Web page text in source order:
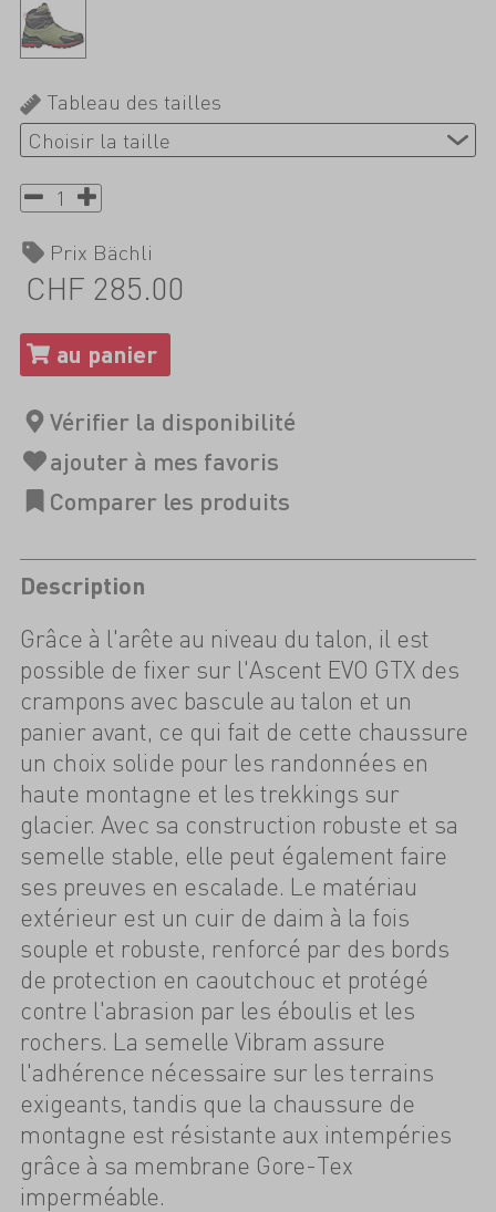
Tableau des tailles
Prix Bächli
CHF 285.00
Description
Grâce à l'arête au niveau du talon, il est
possible de fixer sur l'Ascent EVO GTX des
crampons avec bascule au talon et un
panier avant, ce qui fait de cette chaussure
un choix solide pour les randonnées en
haute montagne et les trekkings sur
glacier. Avec sa construction robuste et sa
semelle stable, elle peut également faire
ses preuves en escalade. Le matériau
extérieur est un cuir de daim à la fois
souple et robuste, renforcé par des bords
de protection en caoutchouc et protégé
contre l'abrasion par les éboulis et les
rochers. La semelle Vibram assure
l'adhérence nécessaire sur les terrains
exigeants, tandis que la chaussure de
montagne est résistante aux intempéries
grâce à sa membrane Gore-Tex
imperméable.